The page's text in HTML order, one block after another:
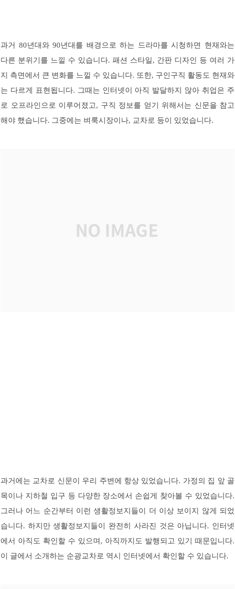
과거 80년대와 90년대를 배경으로 하는 드라마를 시청하면 현재와는
다른 분위기를 느낄 수 있습니다. 패션 스타일, 간판 디자인 등 여러 가
지 측면에서 큰 변화를 느낄 수 있습니다. 또한, 구인구직 활동도 현재와
는 다르게 표현됩니다. 그때는 인터넷이 아직 발달하지 않아 취업은 주
로 오프라인으로 이루어졌고, 구직 정보를 얻기 위해서는 신문을 참고
해야 했습니다. 그중에는 벼룩시장이나, 교차로 등이 있었습니다.
과거에는 교차로 신문이 우리 주변에 항상 있었습니다. 가정의 집 앞 골
목이나 지하철 입구 등 다양한 장소에서 손쉽게 찾아볼 수 있었습니다.
그러나 어느 순간부터 이런 생활정보지들이 더 이상 보이지 않게 되었
습니다. 하지만 생활정보지들이 완전히 사라진 것은 아닙니다. 인터넷
에서 아직도 확인할 수 있으며, 아직까지도 발행되고 있기 때문입니다.
이 글에서 소개하는 순광교차로 역시 인터넷에서 확인할 수 있습니다.